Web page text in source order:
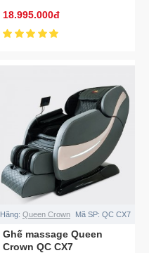
18.995.000đ
Hãng: Queen Crown Mã SP: QC CX7
Ghế massage Queen
Crown QC CX7